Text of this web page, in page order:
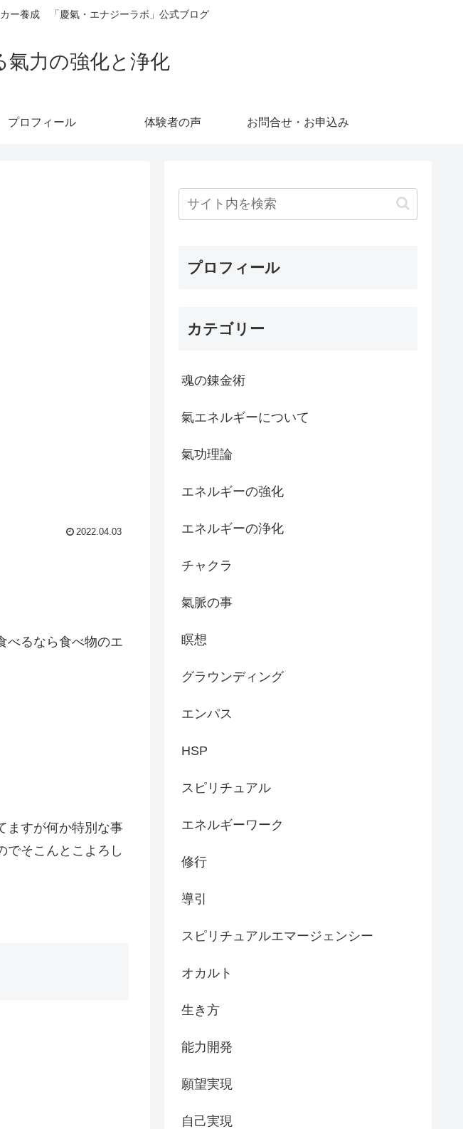
ー養成 「慶氣・エナジーラボ」公式ブログ
氣力の強化と浄化
プロフィール 体験者の声 お問合せ・お申込み
2022.04.03
べるなら食べ物のエ
ますが何か特別な事
でそこんとこよろし
プロフィール
カテゴリー
魂の錬金術
氣エネルギーについて
氣功理論
エネルギーの強化
エネルギーの浄化
チャクラ
氣脈の事
瞑想
グラウンディング
エンパス
HSP
スピリチュアル
エネルギーワーク
修行
導引
スピリチュアルエマージェンシー
オカルト
生き方
能力開発
願望実現
自己実現